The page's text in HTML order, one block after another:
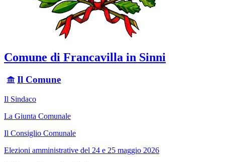
Comune di Francavilla in Sinni
Il Comune
Il Sindaco
La Giunta Comunale
Il Consiglio Comunale
Elezioni amministrative del 24 e 25 maggio 2026